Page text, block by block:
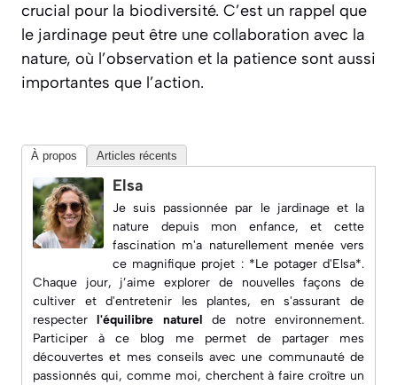
crucial pour la biodiversité. C’est un rappel que
le jardinage peut être une collaboration avec la
nature, où l’observation et la patience sont aussi
importantes que l’action.
À propos Articles récents
Elsa
Je suis passionnée par le jardinage et la
nature depuis mon enfance, et cette
fascination m'a naturellement menée vers
ce magnifique projet : *Le potager d'Elsa*.
Chaque jour, j’aime explorer de nouvelles façons de
cultiver et d'entretenir les plantes, en s'assurant de
respecterl'équilibre naturel de notre environnement.
Participer à ce blog me permet de partager mes
découvertes et mes conseils avec une communauté de
passionnés qui, comme moi, cherchent à faire croître un